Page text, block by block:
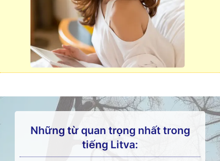
Những từ quan trọng nhất trong
tiếng Litva: